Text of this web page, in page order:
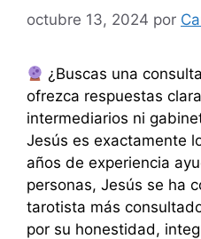
octubre 13, 2024 por
¿Buscas una
ofrezca respuestas
intermediarios ni
Jesús es exactamente
años de experiencia
personas, Jesús se ha
tarotista más
por su honestidad,